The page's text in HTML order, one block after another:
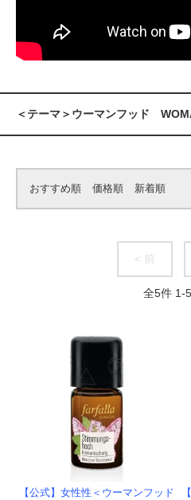
＜テーマ＞ウーマンフッド
おすすめ順 価格順 新着順
< 前
全5件 1-5
【公式】女性性＜ウーマンフッド